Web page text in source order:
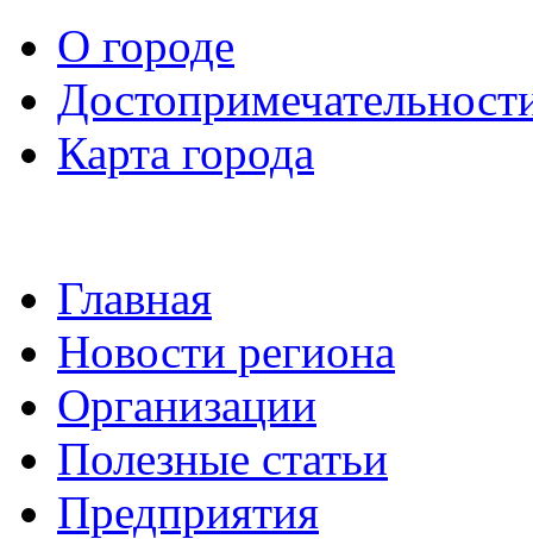
О городе
Карта города
Главная
Новости региона
Организации
Полезные статьи
Предприятия